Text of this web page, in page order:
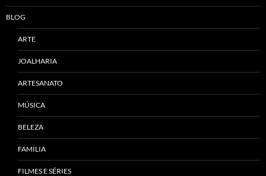
BLOG
ARTE
JOALHARIA
ARTESANATO
MÚSICA
BELEZA
FAMILIA
FILMES E SÉRIES